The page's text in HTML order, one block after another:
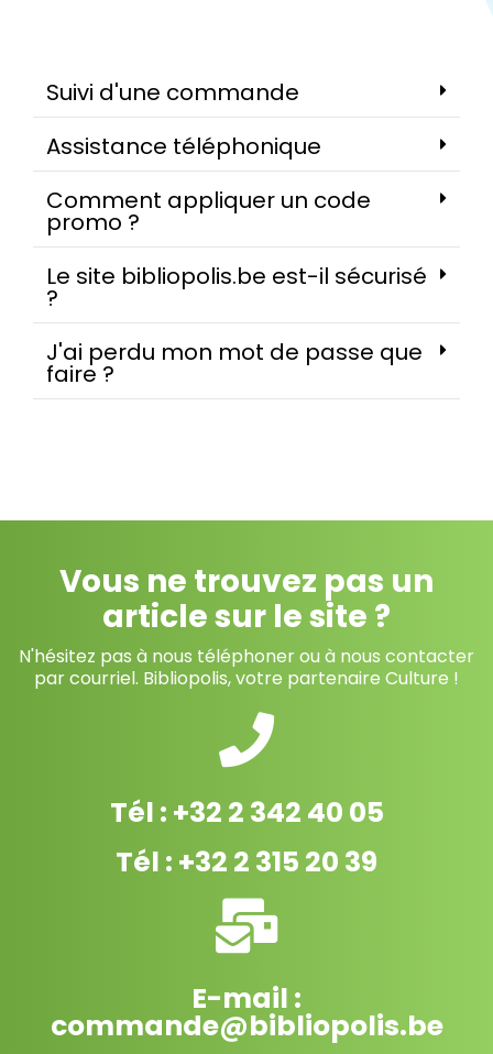
Suivi d'une commande
Assistance téléphonique
Comment appliquer un code
promo ?
Le site bibliopolis.be est-il sécurisé
?
J'ai perdu mon mot de passe que
faire ?
Vous ne trouvez pas un
article sur le site ?
N'hésitez pas à nous téléphoner ou à nous contacter
par courriel. Bibliopolis, votre partenaire Culture !
Tél : +32 2 342 40 05
Tél : +32 2 315 20 39
E-mail :
commande@bibliopolis.be